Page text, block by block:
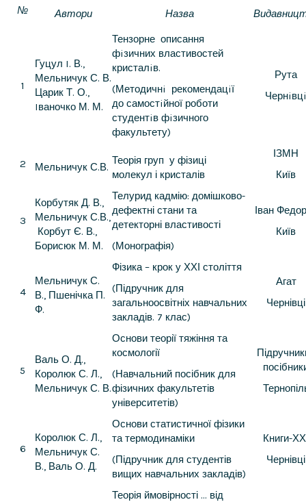
№ Автори Назва
1
Гуцул I. В.,
Мельничук С. В.
Царик Т. О.,
Iваночко М. М.
Тензорне описання
фiзичних властивостей
кристалiв.
(Методичнi рекомендацiї
до самостiйної роботи
студентiв фiзичного
факультету)
Рута
Чернiвцi
2 Мельничук С.В.
Теорія груп у фізиці
молекул і кристалів
ІЗМН
Київ
3
Корбутяк Д. В.,
Мельничук С.В.,
Корбут Є. В.,
Борисюк М. М.
Телурид кадмію: домішково-
дефектні стани та
детекторні властивості
(Монографія)
Іван
Київ
4
Мельничук С.
В., Пшенічка П.
Ф.
Фізика – крок у ХХІ століття
(Підручник для
загальноосвітніх навчальних
закладів. 7 клас)
Агат
Чернівці
5
Валь О. Д.,
Королюк С. Л.,
Мельничук С. В.
Основи теорії тяжіння та
космології
(Навчальний посібник для
фізичних факультетів
університетів)
6
Королюк С. Л.,
Мельничук С.
В., Валь О. Д.
Основи статистичної фізики
та термодинаміки
(Підручник для студентів
вищих навчальних закладів)
Книги-
Чернівці
Теорія ймовірності … від